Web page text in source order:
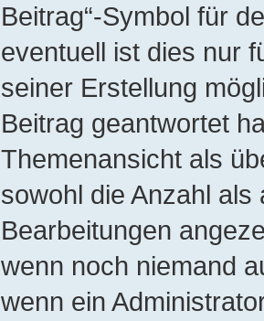
Beitrag“-Symbol für
eventuell ist dies nur
seiner Erstellung
Beitrag geantwortet
Themenansicht als
sowohl die Anzahl
Bearbeitungen
wenn noch niemand
wenn ein